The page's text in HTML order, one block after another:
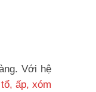
Với hệ
ấp, xóm